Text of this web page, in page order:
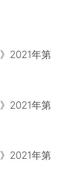
2021年第
2021年第
2021年第